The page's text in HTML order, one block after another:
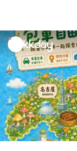
unread
notifications